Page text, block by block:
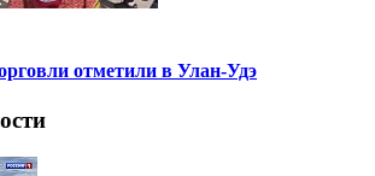
отметили в Улан-Удэ